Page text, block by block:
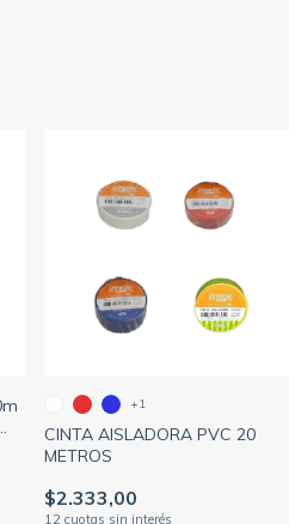
CINTA AISLADORA PVC 20
METROS
$2.333,00
+1